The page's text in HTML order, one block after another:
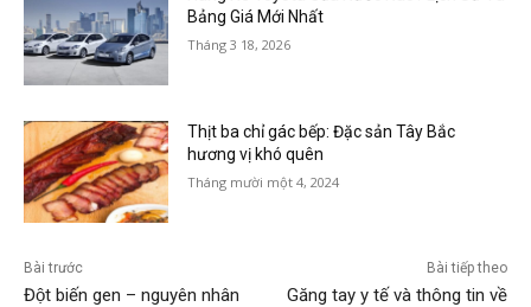
Bảng Giá Mới Nhất
Tháng 3 18, 2026
Thịt ba chỉ gác bếp: Đặc sản Tây Bắc
hương vị khó quên
Tháng mười một 4, 2024
Bài trước
Đột biến gen – nguyên nhân
Bài tiếp theo
Găng tay y tế và thông tin về